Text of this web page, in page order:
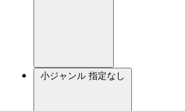
小ジャンル 指定なし